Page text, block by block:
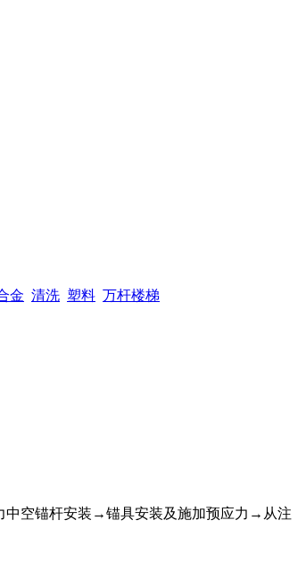
金 清洗 塑料 万杆楼梯
空锚杆安装→锚具安装及施加预应力→从注